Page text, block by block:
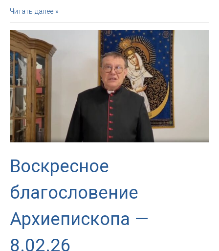
Воскресное
благословение
от
Архиепископа
—
01.03.2026
Читать далее »
Воскресное
благословение
Архиепископа —
8.02.26